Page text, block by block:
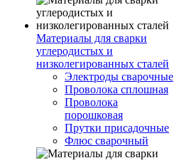
Материалы для сварки
углеродистых и
низколегированных сталей
Электроды сварочные
Проволока сплошная
Проволока
порошковая
Прутки присадочные
Флюс сварочный